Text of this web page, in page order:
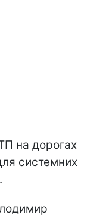
на дорогах
системних